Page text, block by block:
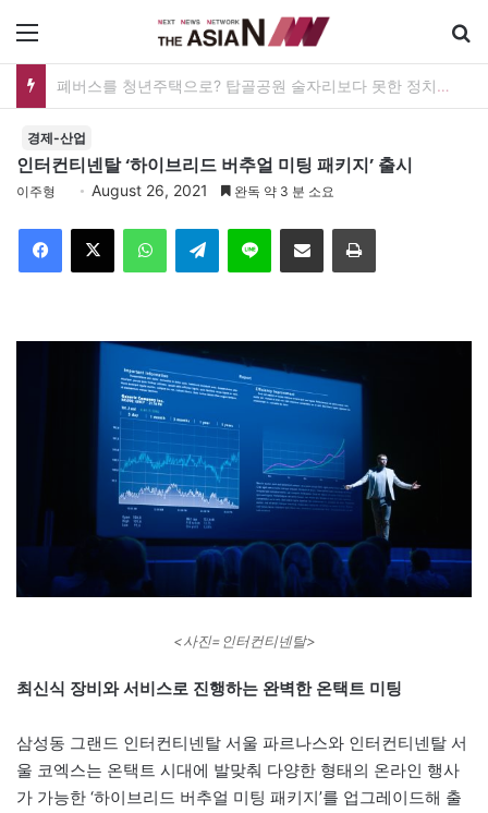
[발행인 칼럼] PQ, ‘인내지수’를 아십니까?
경제-산업
인터컨티넨탈 ‘하이브리드 버추얼 미팅 패키지’ 출시
이주형 August 26, 2021 완독 약 3 분 소요
Telegram 이메일
<사진=인터컨티넨탈>
최신식 장비와 서비스로 진행하는 완벽한 온택트 미팅
삼성동 그랜드 인터컨티넨탈 서울 파르나스와 인터컨티넨탈 서
울 코엑스는 온택트 시대에 발맞춰 다양한 형태의 온라인 행사
가 가능한 ‘하이브리드 버추얼 미팅 패키지’를 업그레이드해 출